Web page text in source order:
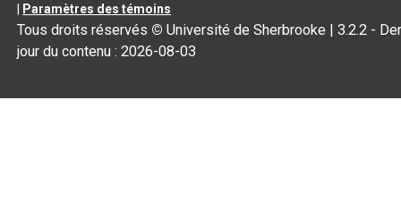
Paramètres des témoins
Tous droits réservés © Université de Sherbrooke |3.2.2 -
jour du contenu :2026-08-03